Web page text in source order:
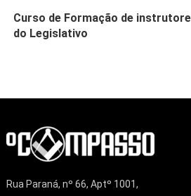
Curso de Formação de
do Legislativo
Rua Paraná, nº 66, Aptº 1001,